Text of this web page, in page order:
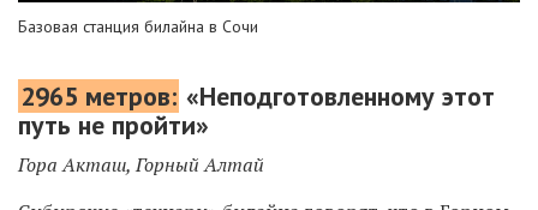
Базовая станция билайна в Сочи
2965 метров: «Неподготовленному этот
путь не пройти»
Гора Акташ, Горный Алтай